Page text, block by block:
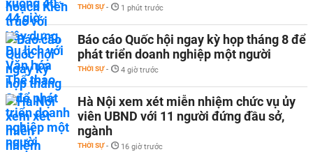
THỜI SỰ - 1 phút trước
Báo cáo Quốc hội ngay kỳ họp tháng 8 để
phát triển doanh nghiệp một người
THỜI SỰ - 4 giờ trước
Hà Nội xem xét miễn nhiệm chức vụ ủy
viên UBND với 11 người đứng đầu sở,
ngành
THỜI SỰ - 16 giờ trước